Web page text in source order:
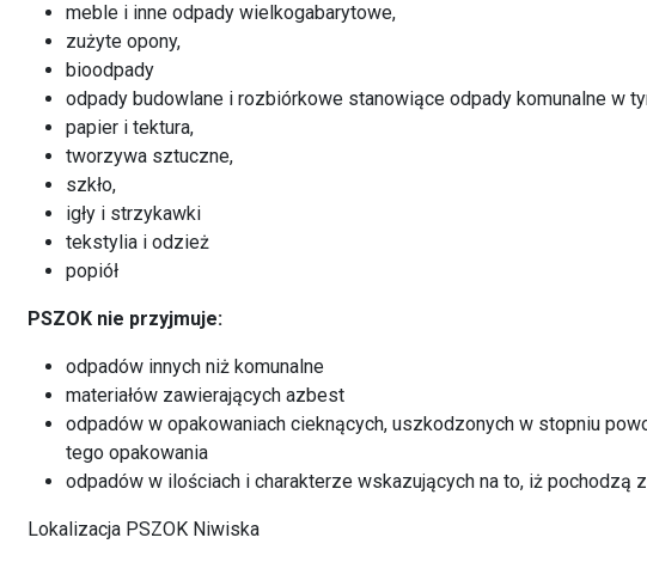
meble i inne odpady wielkogabarytowe,
zużyte opony,
bioodpady
odpady budowlane i rozbiórkowe stanowiące odpady komunalne w
papier i tektura,
tworzywa sztuczne,
szkło,
igły i strzykawki
tekstylia i odzież
popiół
PSZOK nie przyjmuje:
odpadów innych niż komunalne
materiałów zawierających azbest
odpadów w opakowaniach cieknących, uszkodzonych w stopniu
tego opakowania
odpadów w ilościach i charakterze wskazujących na to, iż pochodzą
Lokalizacja PSZOK Niwiska